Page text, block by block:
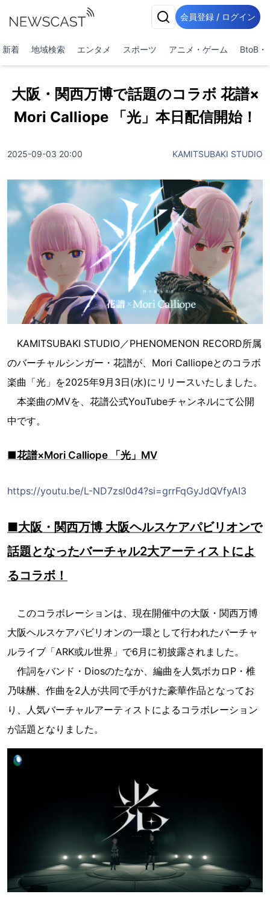
会員登録 / ログイン
新着 地域検索 エンタメ スポーツ アニメ・ゲーム BtoB・
大阪・関西万博で話題のコラボ 花譜×
Mori Calliope 「光」本日配信開始！
2025-09-03 20:00 KAMITSUBAKI STUDIO
KAMITSUBAKI STUDIO／PHENOMENON RECORD所属
のバーチャルシンガー・花譜が、Mori Calliopeとのコラボ
楽曲「光」を2025年9月3日(水)にリリースいたしました。
本楽曲のMVを、花譜公式YouTubeチャンネルにて公開
中です。
■花譜×Mori Calliope 「光」MV
https://youtu.be/L-ND7zsl0d4?si=grrFqGyJdQVfyAI3
■大阪・関西万博 大阪ヘルスケアパビリオンで
話題となったバーチャル2大アーティストによ
るコラボ！
このコラボレーションは、現在開催中の大阪・関西万博
大阪ヘルスケアパビリオンの一環として行われたバーチャ
ルライブ「ARK或ル世界」で6月に初披露されました。
作詞をバンド・Diosのたなか、編曲を人気ボカロP・椎
乃味醂、作曲を2人が共同で手がけた豪華作品となってお
り、人気バーチャルアーティストによるコラボレーション
が話題となりました。